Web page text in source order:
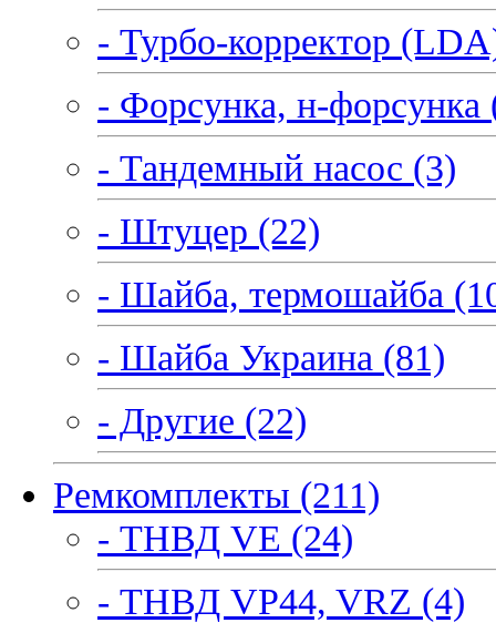
- Турбо-корректор
- Форсунка, н-форсунка
- Тандемный насос (3)
- Штуцер (22)
- Шайба, термошайба
- Шайба Украина (81)
- Другие (22)
Ремкомплекты (211)
- ТНВД VE (24)
- ТНВД VP44, VRZ (4)